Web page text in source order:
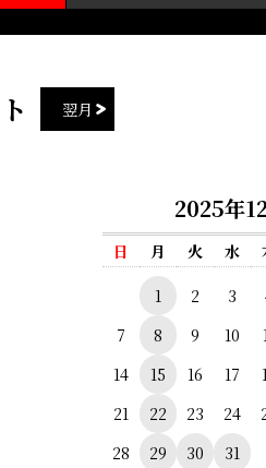
翌月
2025年
日 月 火 水
1 2 3
7
8 9 10
14
15 16 17
21
22 23 24
28
29 30 31